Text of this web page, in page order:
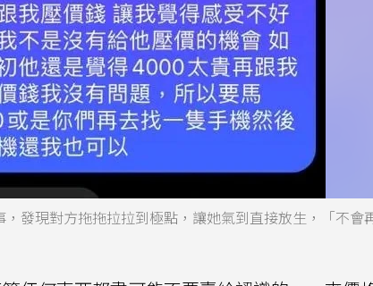
發現對方拖拖拉拉到極點，讓她氣到直接放生，「不會